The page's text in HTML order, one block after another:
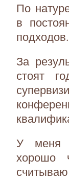
По
в
подходов.
За
стоят
У меня
хорошо